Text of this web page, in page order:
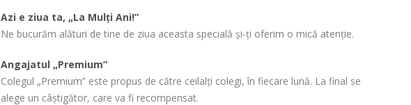
Azi e ziua ta, „La Mulți Ani!”
Ne bucurăm alături de tine de ziua aceasta specială și-ți oferim o mică atenție.
Angajatul „Premium”
Colegul „Premium” este propus de către ceilalţi colegi, în fiecare lună. La final se
alege un câştigător, care va fi recompensat.